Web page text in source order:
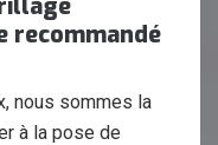
recommandé
nous sommes la
à la pose de